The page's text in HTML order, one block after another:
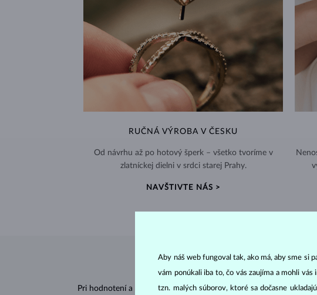
RUČNÁ VÝROBA V ČESKU
Od návrhu až po hotový šperk – všetko tvoríme v
zlatníckej dielni v srdci starej Prahy.
NAVŠTIVTE NÁS >
Pri hodnotení a certifikáciidiamantovsa posudzujú ich základné
Aby náš web fungoval tak, ako má, aby sme si
vám ponúkali iba to, čo vás zaujíma a mohli
tzn. malých súborov, ktoré sa dočasne